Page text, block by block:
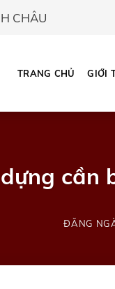
CHÂU
TRANG CHỦ GIỚI
cần
ĐĂNG